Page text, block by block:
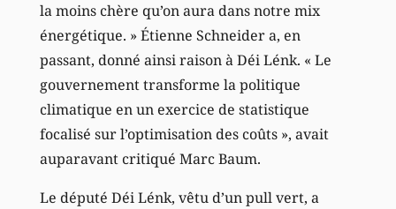
la moins chère qu’on aura dans notre mix
énergétique. » Étienne Schneider a, en
passant, donné ainsi raison à Déi Lénk. « Le
gouvernement transforme la politique
climatique en un exercice de statistique
focalisé sur l’optimisation des coûts », avait
auparavant critiqué Marc Baum.
Le député Déi Lénk, vêtu d’un pull vert, a